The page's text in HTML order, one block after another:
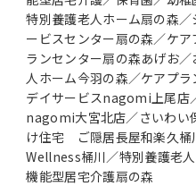
特別養護老人ホーム扇の森
ービスセンター扇の森／ケ
ランセンター扇の森あげお
人ホーム今羽の森／ケアプ
デイサービスnagomi上尾店
nagomi大宮北店／さいわい
け住宅 ご隠居長屋和楽久桶
Wellness桶川／特別養護老
機能型居宅介護扇の森